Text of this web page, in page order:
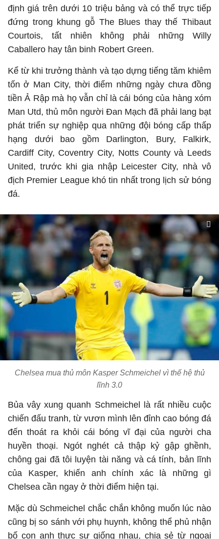
định giá trên dưới 10 triệu bảng và có thể trực tiếp
đứng trong khung gỗ The Blues thay thế Thibaut
Courtois, tất nhiên không phải những Willy
Caballero hay tân binh Robert Green.
Kể từ khi trưởng thành và tạo dựng tiếng tăm khiêm
tốn ở Man City, thời điểm những ngày chưa đồng
tiền Ả Rập mà họ vẫn chỉ là cái bóng của hàng xóm
Man Utd, thủ môn người Đan Mạch đã phải lang bạt
phát triển sự nghiệp qua những đội bóng cấp thấp
hạng dưới bao gồm Darlington, Bury, Falkirk,
Cardiff City, Coventry City, Notts County và Leeds
United, trước khi gia nhập Leicester City, nhà vô
địch Premier League khó tin nhất trong lịch sử bóng
đá.
Chelsea mua thủ môn Kasper Schmeichel vì thế hệ thủ
lĩnh 3.0
Bủa vây xung quanh Schmeichel là rất nhiều cuộc
chiến đấu tranh, từ vươn mình lên đỉnh cao bóng đá
đến thoát ra khỏi cái bóng vĩ đại của người cha
huyền thoại. Ngót nghét cả thập kỷ gập ghềnh,
chông gai đã tôi luyện tài năng và cá tính, bản lĩnh
của Kasper, khiến anh chính xác là những gì
Chelsea cần ngay ở thời điểm hiện tại.
Mặc dù Schmeichel chắc chắn không muốn lúc nào
cũng bị so sánh với phụ huynh, không thể phủ nhận
bố con anh thực sự giống nhau, chia sẻ từ ngoại